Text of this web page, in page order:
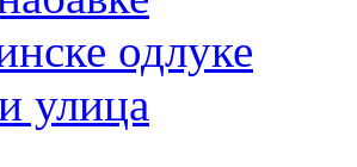
одлуке
улица